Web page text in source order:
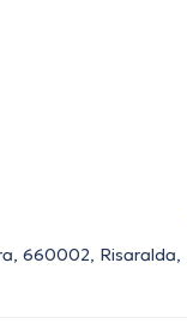
660002, Risaralda,